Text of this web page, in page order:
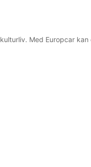
Med Europcar